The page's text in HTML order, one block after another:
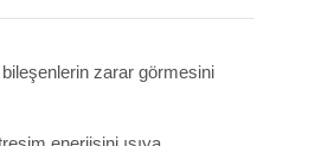
zarar görmesini